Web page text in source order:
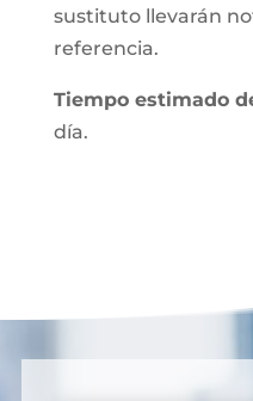
sustituto llevarán
referencia.
Tiempo estimado
día.